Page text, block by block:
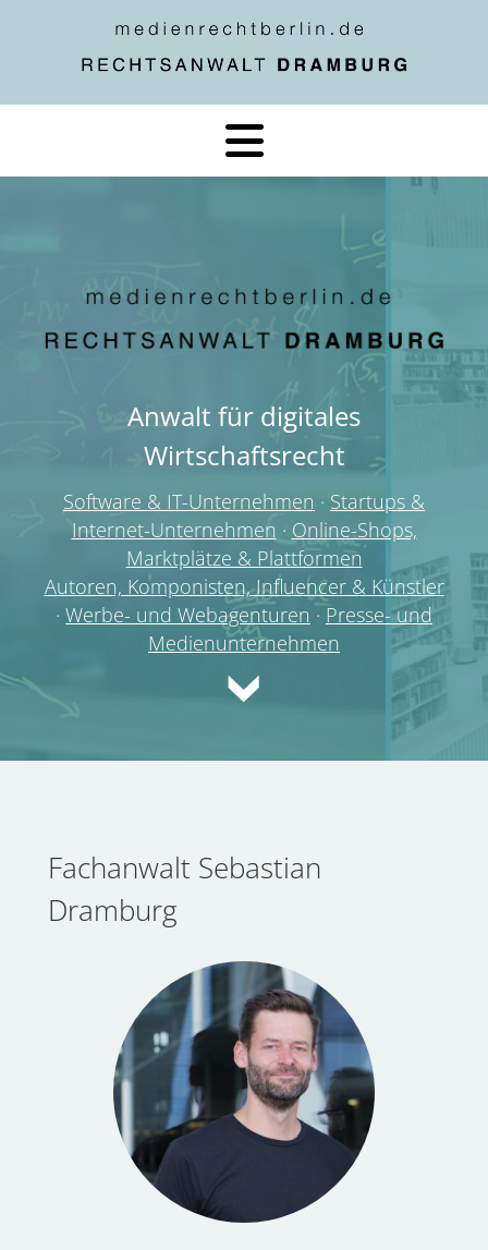
Anwalt für digitales
Wirtschaftsrecht
Software & IT-Unternehmen · Startups &
Internet-Unternehmen · Online-Shops,
Marktplätze & Plattformen
Autoren, Komponisten, Influencer & Künstler
· Werbe- und Webagenturen · Presse- und
Medienunternehmen
Fachanwalt Sebastian
Dramburg